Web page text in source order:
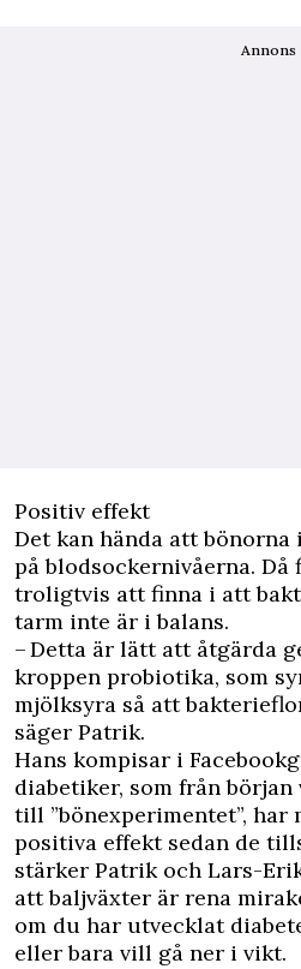
Annons
Positiv effekt
Det kan hända att
på blodsockernivåerna.
troligtvis att finna i att
tarm inte är i balans.
– Detta är lätt att åtgärda
kroppen probiotika, som
mjölksyra så att
säger Patrik.
Hans kompisar i
diabetiker, som från
till ”bönexperimentet”, har
positiva effekt sedan de
stärker Patrik och Lars-
att baljväxter är rena
om du har utvecklat
eller bara vill gå ner i vikt.